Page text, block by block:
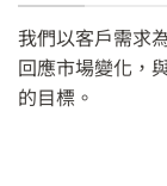
我們以客戶需求
回應市場變化，
的目標。